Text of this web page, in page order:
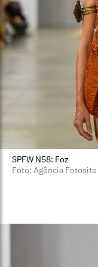
SPFW N58: Foz
Foto: Agência Fotosite